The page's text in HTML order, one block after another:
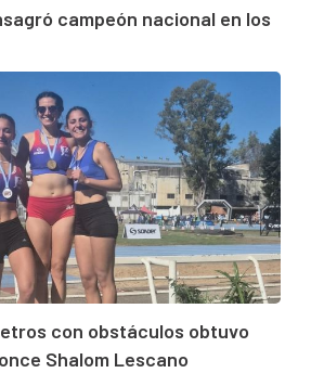
campeón nacional en los
con obstáculos obtuvo
Shalom Lescano